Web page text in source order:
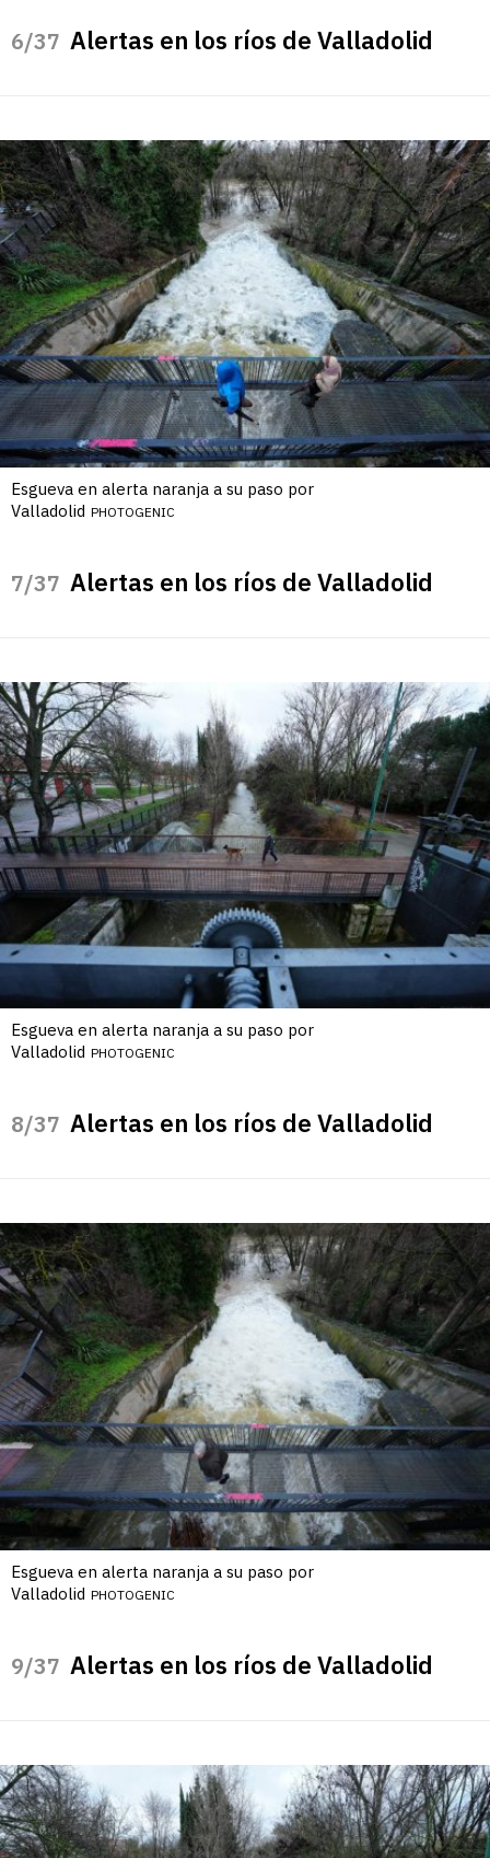
/37 Alertas en los ríos de Valladolid
Esgueva en alerta naranja a su paso por
Valladolid PHOTOGENIC
/37 Alertas en los ríos de Valladolid
Esgueva en alerta naranja a su paso por
Valladolid PHOTOGENIC
/37 Alertas en los ríos de Valladolid
Esgueva en alerta naranja a su paso por
Valladolid PHOTOGENIC
/37 Alertas en los ríos de Valladolid